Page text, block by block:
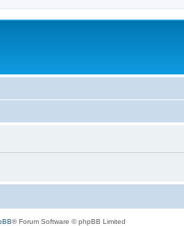
® Forum Software © phpBB Limited